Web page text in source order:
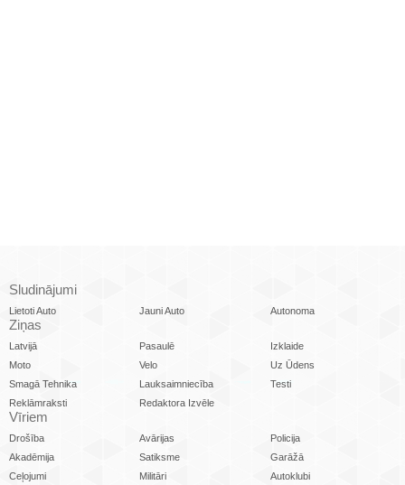
Sludinājumi
Lietoti Auto Jauni Auto Autonoma
Ziņas
Latvijā Pasaulē
Izklaide
Moto
Velo
Uz Ūdens
Smagā Tehnika
Lauksaimniecība
Testi
Reklāmraksti
Redaktora Izvēle
Vīriem
Drošība Avārijas
Policija
Akadēmija
Satiksme
Garāžā
Ceļojumi
Militāri
Autoklubi